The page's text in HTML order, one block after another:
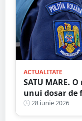
ACTUALITATE
SATU MARE.
unui dosar de
făcut 22 de
adulți
28 iunie 2026